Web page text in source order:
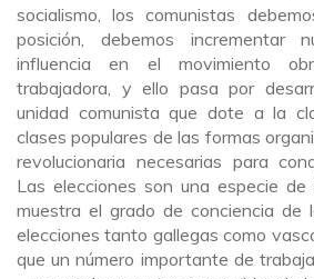
socialismo, los comunistas
posición, debemos incrementar
influencia en el movimiento
trabajadora, y ello pasa por
unidad comunista que dote a la
clases populares de las formas
revolucionaria necesarias para
Las elecciones son una especie
muestra el grado de conciencia de
elecciones tanto gallegas como
que un número importante de